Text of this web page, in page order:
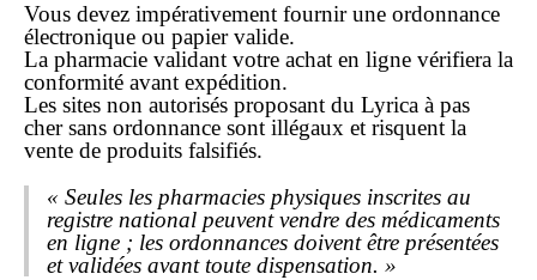
Vous devez impérativement fournir une ordonnance
électronique ou papier valide.
La pharmacie validant votre achat en ligne vérifiera la
conformité avant expédition.
Les sites non autorisés proposant du Lyrica à pas
cher sans ordonnance sont illégaux et risquent la
vente de produits falsifiés.
« Seules les pharmacies physiques inscrites au
registre national peuvent vendre des médicaments
en ligne ; les ordonnances doivent être présentées
et validées avant toute dispensation. »